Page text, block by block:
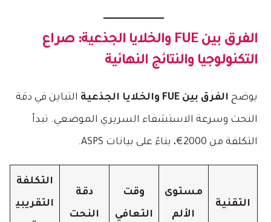
الفرق بين FUE والخلايا الجذعية
: صراع
التكنولوجيا والنتائج النهائية
يوضح الفرق بين FUE والخلايا الجذعية التباين في دقة
النحت وسرعة الاستشفاء السريري الموضعي. تبدأ
التكلفة من 2000€، بناءً على بيانات ASPS.
التقنية
مستوى
الألم
وقت
التعافي
دقة
النحت
التكلفة
التقريبي